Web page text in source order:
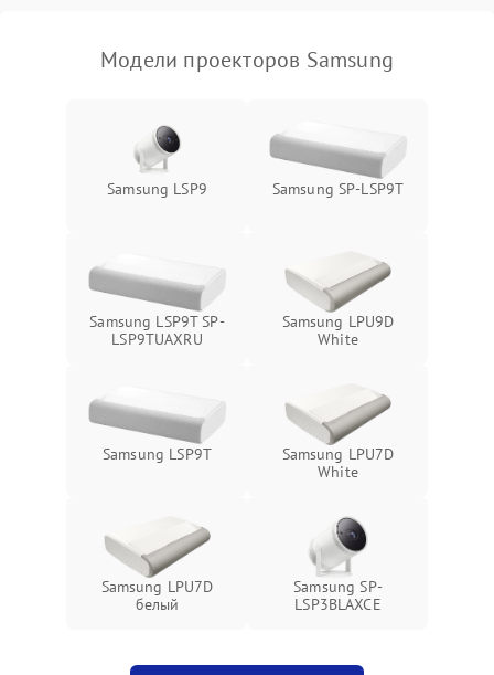
Модели проекторов Samsung
Samsung LSP9 Samsung SP-LSP9T
Samsung LSP9T SP-
LSP9TUAXRU
Samsung LPU9D
White
Samsung LSP9T
Samsung LPU7D
White
Samsung LPU7D
белый
Samsung SP-
LSP3BLAXCE